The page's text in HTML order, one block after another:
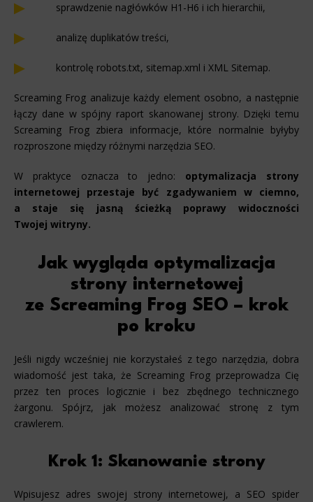
sprawdzenie nagłówków H1-H6 i ich hierarchii,
analizę duplikatów treści,
kontrolę robots.txt, sitemap.xml i XML Sitemap.
Screaming Frog analizuje każdy element osobno, a następnie
łączy dane w spójny raport skanowanej strony. Dzięki temu
Screaming Frog zbiera informacje, które normalnie byłyby
rozproszone między różnymi narzędzia SEO.
W praktyce oznacza to jedno: optymalizacja strony
internetowej
przestaje być zgadywaniem w ciemno,
a staje się jasną ścieżką poprawy widoczności
Twojej witryny.
Jak wygląda optymalizacja
strony internetowej
ze Screaming Frog SEO – krok
po kroku
Jeśli nigdy wcześniej nie korzystałeś z tego narzędzia, dobra
wiadomość jest taka, że Screaming Frog przeprowadza Cię
przez ten proces logicznie i bez zbędnego technicznego
żargonu. Spójrz, jak możesz analizować stronę z tym
crawlerem.
Krok 1: Skanowanie strony
Wpisujesz adres swojej strony internetowej, a SEO spider